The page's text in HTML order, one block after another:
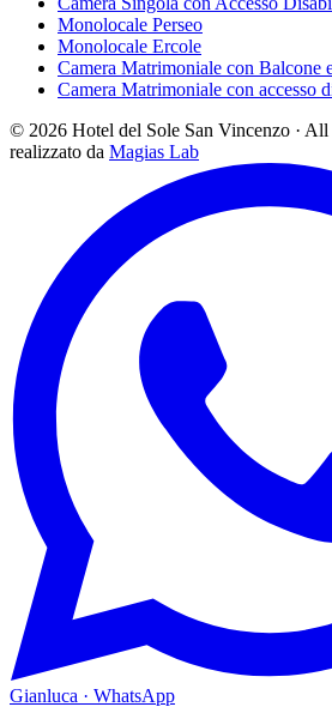
Monolocale Perseo
Monolocale Ercole
Camera Matrimoniale con Balcone
Camera Matrimoniale con accesso
© 2026 Hotel del Sole San Vincenzo · All
realizzato da Magias Lab
Gianluca · WhatsApp